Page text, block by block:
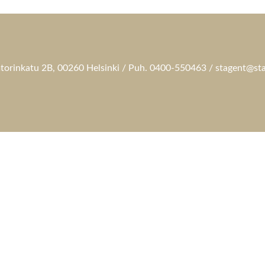
2B, 00260 Helsinki / Puh. 0400-550463 /